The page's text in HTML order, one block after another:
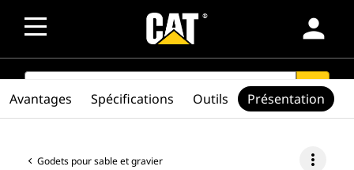
person
SEARCH search
Godets pour sable et gravier more_vert
Avantages Spécifications Outils Présentation